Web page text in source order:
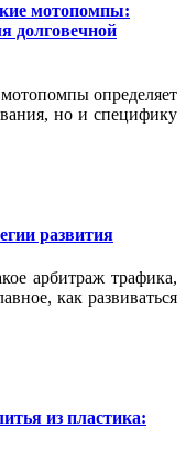
мотопомпы:
долговечной
определяет
но и специфику
развития
арбитраж трафика,
как развиваться
из пластика: